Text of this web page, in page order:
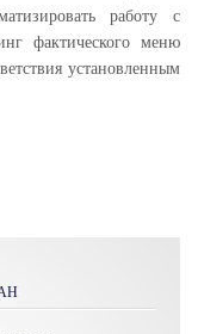
работу с
фактического меню
установленным